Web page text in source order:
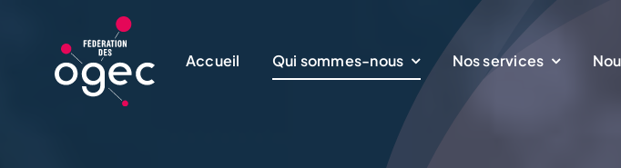
content
Accueil Qui sommes-nous Nos services